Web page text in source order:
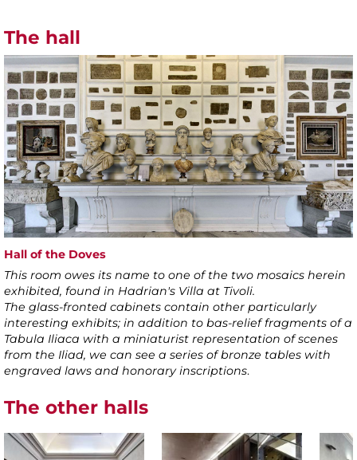
The hall
Hall of the Doves
This room owes its name to one of the two mosaics herein
exhibited, found in Hadrian's Villa at Tivoli.
The glass-fronted cabinets contain other particularly
interesting exhibits; in addition to bas-relief fragments of a
Tabula Iliaca with a miniaturist representation of scenes
from the Iliad, we can see a series of bronze tables with
engraved laws and honorary inscriptions.
The other halls